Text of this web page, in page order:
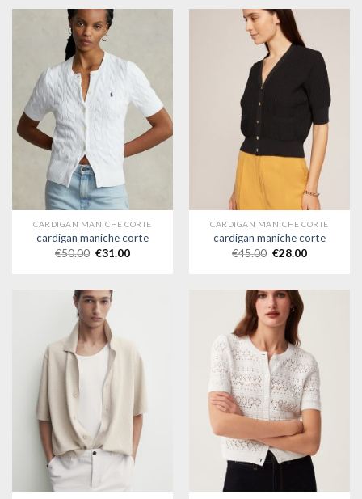
CARDIGAN MANICHE CORTE
cardigan maniche corte
€50.00 €31.00
CARDIGAN MANICHE CORTE
cardigan maniche corte
€45.00 €28.00